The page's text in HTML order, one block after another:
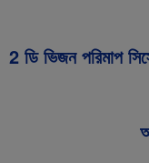
2 ডি ভিজন পরিমাপ